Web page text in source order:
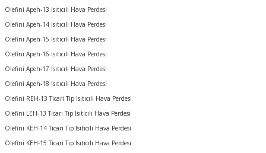
Olefini Apeh-13 Isıtıcılı Hava Perdesi
Olefini Apeh-14 Isıtıcılı Hava Perdesi
Olefini Apeh-15 Isıtıcılı Hava Perdesi
Olefini Apeh-16 Isıtıcılı Hava Perdesi
Olefini Apeh-17 Isıtıcılı Hava Perdesi
Olefini Apeh-18 Isıtıcılı Hava Perdesi
Olefini REH-13 Ticari Tip Isıtıcılı Hava Perdesi
Olefini LEH-13 Ticari Tip Isıtıcılı Hava Perdesi
Olefini KEH-14 Ticari Tip Isıtıcılı Hava Perdesi
Olefini KEH-15 Ticari Tip Isıtıcılı Hava Perdesi